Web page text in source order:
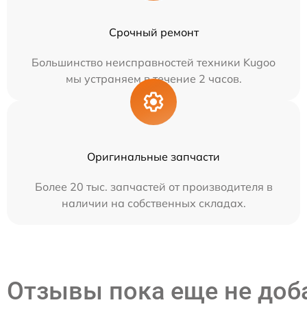
Срочный ремонт
Большинство неисправностей техники Kugoo
мы устраняем в течение 2 часов.
Оригинальные запчасти
Более 20 тыс. запчастей от производителя в
наличии на собственных складах.
Отзывы пока еще не